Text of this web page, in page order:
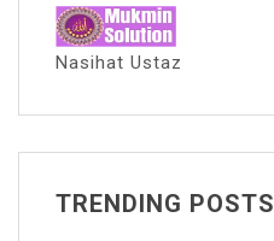
Nasihat Ustaz
TRENDING POSTS